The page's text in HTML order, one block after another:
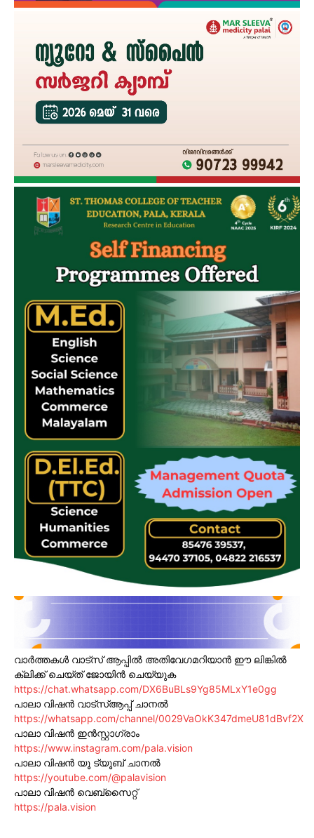
വാർത്തകൾ വാട്സ് ആപ്പിൽ അതിവേഗമറിയാൻ ഈ ലിങ്കിൽ
ക്ലിക്ക് ചെയ്ത് ജോയിൻ ചെയ്യുക
https://chat.whatsapp.com/DX6BuBLs9Yg85MLxY1e0gg
പാലാ വിഷൻ വാട്സ്ആപ്പ് ചാനൽ
https://whatsapp.com/channel/0029VaOkK347dmeU81dBvf2X
പാലാ വിഷൻ ഇൻസ്റ്റാഗ്രാം
https://www.instagram.com/pala.vision
പാലാ വിഷൻ യൂ ട്യൂബ് ചാനൽ
https://youtube.com/@palavision
പാലാ വിഷൻ വെബ്സൈറ്റ്
https://pala.vision